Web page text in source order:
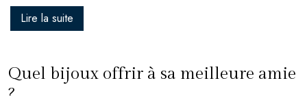
Lire la suite
Quel bijoux offrir à sa meilleure amie